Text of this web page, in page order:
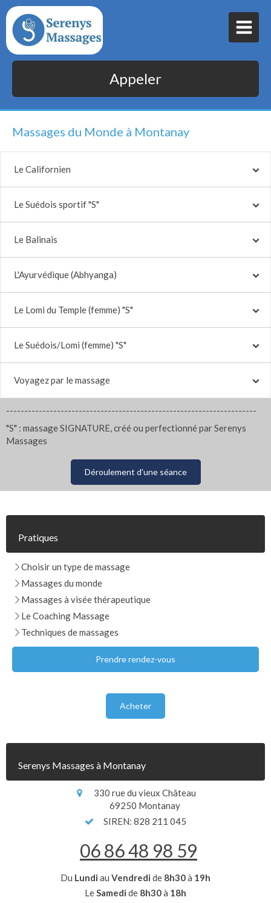
Appeler
Massages du Monde à Montanay
Le Californien
Le Suédois sportif "S"
Le Balinais
L'Ayurvédique (Abhyanga)
Le Lomi du Temple (femme) "S"
Le Suédois/Lomi (femme) "S"
Voyagez par le massage
---------------------------------------------------------------------
"S" : massage SIGNATURE, créé ou perfectionné par Serenys
Massages
Déroulement d'une séance
Pratiques
Choisir un type de massage
Massages du monde
Massages à visée thérapeutique
Le Coaching Massage
Techniques de massages
Prendre rendez-vous
Acheter
Serenys Massages à Montanay
330 rue du vieux Château
69250 Montanay
SIREN: 828 211 045
06 86 48 98 59
Du Lundi au Vendredi de 8h30à 19h
Le Samedi de 8h30à 18h